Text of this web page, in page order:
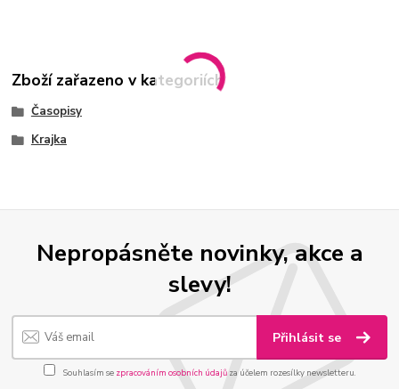
Zboží zařazeno v kategoriích
Časopisy
Krajka
Nepropásněte novinky, akce a
slevy!
Přihlásit se
Souhlasím se zpracováním osobních údajůza účelem rozesílky newsletteru.